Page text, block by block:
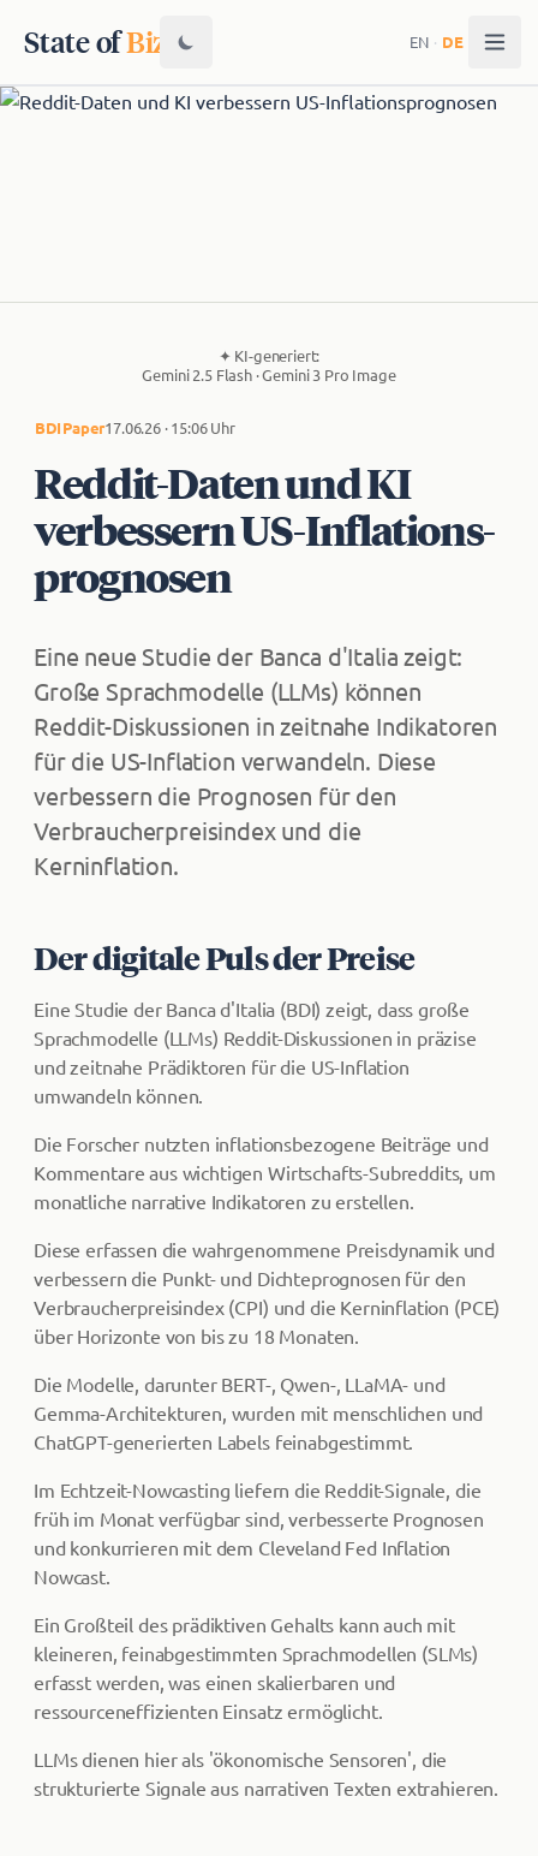
State ofBiz EN · DE
✦ KI-generiert:
Gemini 2.5 Flash · Gemini 3 Pro Image
BDIPaper17.06.26 · 15:06 Uhr
Reddit-Daten und KI
verbessern US-In­fla­ti­ons­
pro­gno­sen
Eine neue Studie der Banca d'Italia zeigt:
Große Sprachmodelle (LLMs) können
Reddit-Diskussionen in zeitnahe Indikatoren
für die US-Inflation verwandeln. Diese
verbessern die Prognosen für den
Verbraucherpreisindex und die
Kerninflation.
Der digitale Puls der Preise
Eine Studie der Banca d'Italia (BDI) zeigt, dass große
Sprachmodelle (LLMs) Reddit-Diskussionen in präzise
und zeitnahe Prädiktoren für die US-Inflation
umwandeln können.
Die Forscher nutzten inflationsbezogene Beiträge und
Kommentare aus wichtigen Wirtschafts-Subreddits, um
monatliche narrative Indikatoren zu erstellen.
Diese erfassen die wahrgenommene Preisdynamik und
verbessern die Punkt- und Dichteprognosen für den
Verbraucherpreisindex (CPI) und die Kerninflation (PCE)
über Horizonte von bis zu 18 Monaten.
Die Modelle, darunter BERT-, Qwen-, LLaMA- und
Gemma-Architekturen, wurden mit menschlichen und
ChatGPT-generierten Labels feinabgestimmt.
Im Echtzeit-Nowcasting liefern die Reddit-Signale, die
früh im Monat verfügbar sind, verbesserte Prognosen
und konkurrieren mit dem Cleveland Fed Inflation
Nowcast.
Ein Großteil des prädiktiven Gehalts kann auch mit
kleineren, feinabgestimmten Sprachmodellen (SLMs)
erfasst werden, was einen skalierbaren und
ressourceneffizienten Einsatz ermöglicht.
LLMs dienen hier als 'ökonomische Sensoren', die
strukturierte Signale aus narrativen Texten extrahieren.